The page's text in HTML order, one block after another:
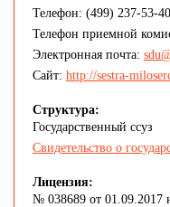
Телефон: (499) 237-53-40
Телефон приемной
Электронная почта:
Сайт: http://sestra-
Структура:
Государственный ссуз
Свидетельство о
Лицензия:
№ 038689 от 01.09.2017